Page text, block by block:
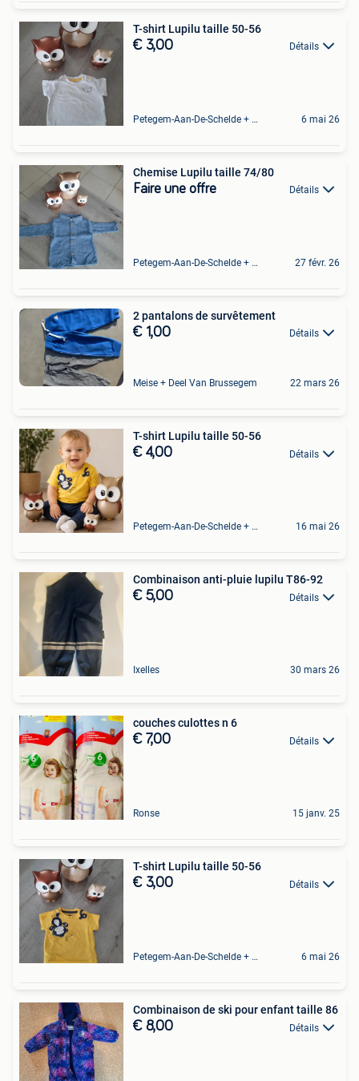
T-shirt Lupilu taille 50-56
€ 3,00 Détails
Petegem-Aan-De-Schelde + Deel Van Oudenaarde 6 mai 26
Chemise Lupilu taille 74/80
Faire une offre Détails
Petegem-Aan-De-Schelde + Deel Van Oudenaarde 27 févr. 26
2 pantalons de survêtement
€ 1,00 Détails
Meise + Deel Van Brussegem 22 mars 26
T-shirt Lupilu taille 50-56
€ 4,00 Détails
Petegem-Aan-De-Schelde + Deel Van Oudenaarde 16 mai 26
Combinaison anti-pluie lupilu T86-92
€ 5,00 Détails
Ixelles 30 mars 26
couches culottes n 6
€ 7,00 Détails
Ronse 15 janv. 25
T-shirt Lupilu taille 50-56
€ 3,00 Détails
Petegem-Aan-De-Schelde + Deel Van Oudenaarde 6 mai 26
Combinaison de ski pour enfant taille 86
€ 8,00 Détails